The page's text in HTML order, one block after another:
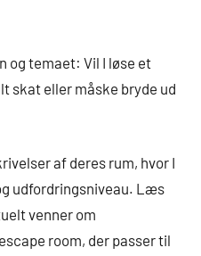
og temaet: Vil I løse et
skat eller måske bryde ud
af deres rum, hvor I
udfordringsniveau. Læs
venner om
room, der passer til